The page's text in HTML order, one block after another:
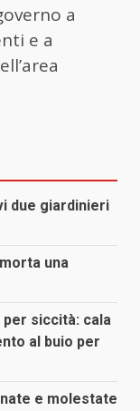
a
e a
due giardinieri
una
per siccità: cala
al buio per
e molestate